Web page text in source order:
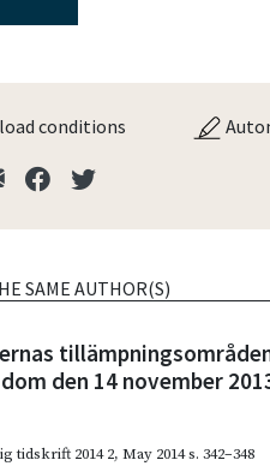
conditions
SAME AUTHOR(S)
den 14 november
tidskrift 2014 2,May 2014s. 342–348